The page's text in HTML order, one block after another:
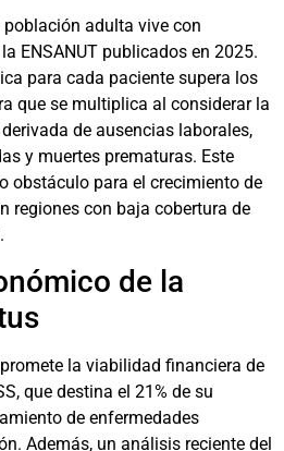
población adulta vive con
ENSANUT publicados en 2025.
para cada paciente supera los
que se multiplica al considerar la
de ausencias laborales,
y muertes prematuras. Este
obstáculo para el crecimiento de
regiones con baja cobertura de
de la
la viabilidad financiera de
que destina el 21% de su
de enfermedades
Además, un análisis reciente del